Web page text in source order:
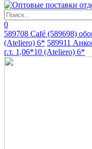
0
589708 Café (589698)
(Ateliero) 6* 589911
г.т. 1,06*10 (Ateliero) 6*